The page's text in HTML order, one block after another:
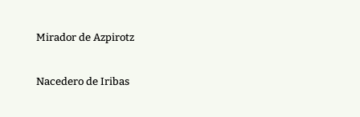
Mirador de Azpirotz
Nacedero de Iribas